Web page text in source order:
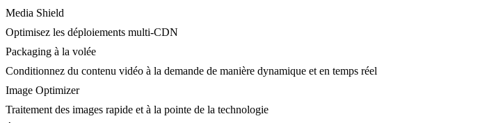
Media Shield
Optimisez les déploiements multi-CDN
Packaging à la volée
Conditionnez du contenu vidéo à la demande de manière dynamique et en temps réel
Image Optimizer
Traitement des images rapide et à la pointe de la technologie